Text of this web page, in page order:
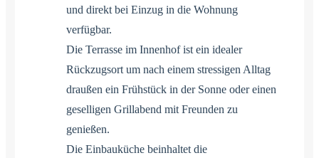
und direkt bei Einzug in die Wohnung
verfügbar.
Die Terrasse im Innenhof ist ein idealer
Rückzugsort um nach einem stressigen Alltag
draußen ein Frühstück in der Sonne oder einen
geselligen Grillabend mit Freunden zu
genießen.
Die Einbauküche beinhaltet die